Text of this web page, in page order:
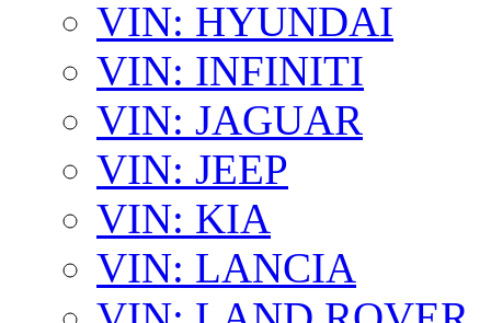
VIN: HYUNDAI
VIN: INFINITI
VIN: JAGUAR
VIN: JEEP
VIN: KIA
VIN: LANCIA